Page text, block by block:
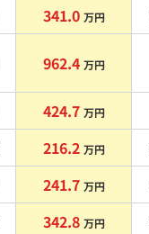
341.0 万円
962.4 万円
424.7 万円
216.2 万円
241.7 万円
342.8 万円